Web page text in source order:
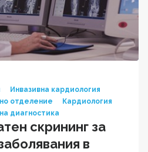
Инвазивна кардиология
отделение
Кардиология
диагностика
скрининг за
в